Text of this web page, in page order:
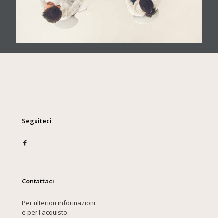
Seguiteci
Contattaci
Per ulteriori informazioni
e per l'acquisto.